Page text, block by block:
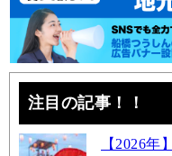
注目の記事！！
【2026年